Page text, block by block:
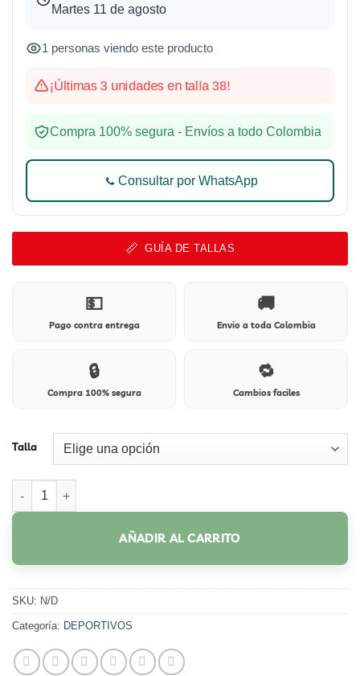
Martes 11 de agosto
1 personas viendo este producto
¡Últimas 3 unidades en talla 38!
Compra 100% segura - Envíos a todo Colombia
Consultar por WhatsApp
GUÍA DE TALLAS
💵
Pago contra entrega
🚚
Envio a toda Colombia
🔒
Compra 100% segura
🔁
Cambios faciles
Talla
213 CAFE cantidad
AÑADIR AL CARRITO
SKU: N/D
Categoría: DEPORTIVOS